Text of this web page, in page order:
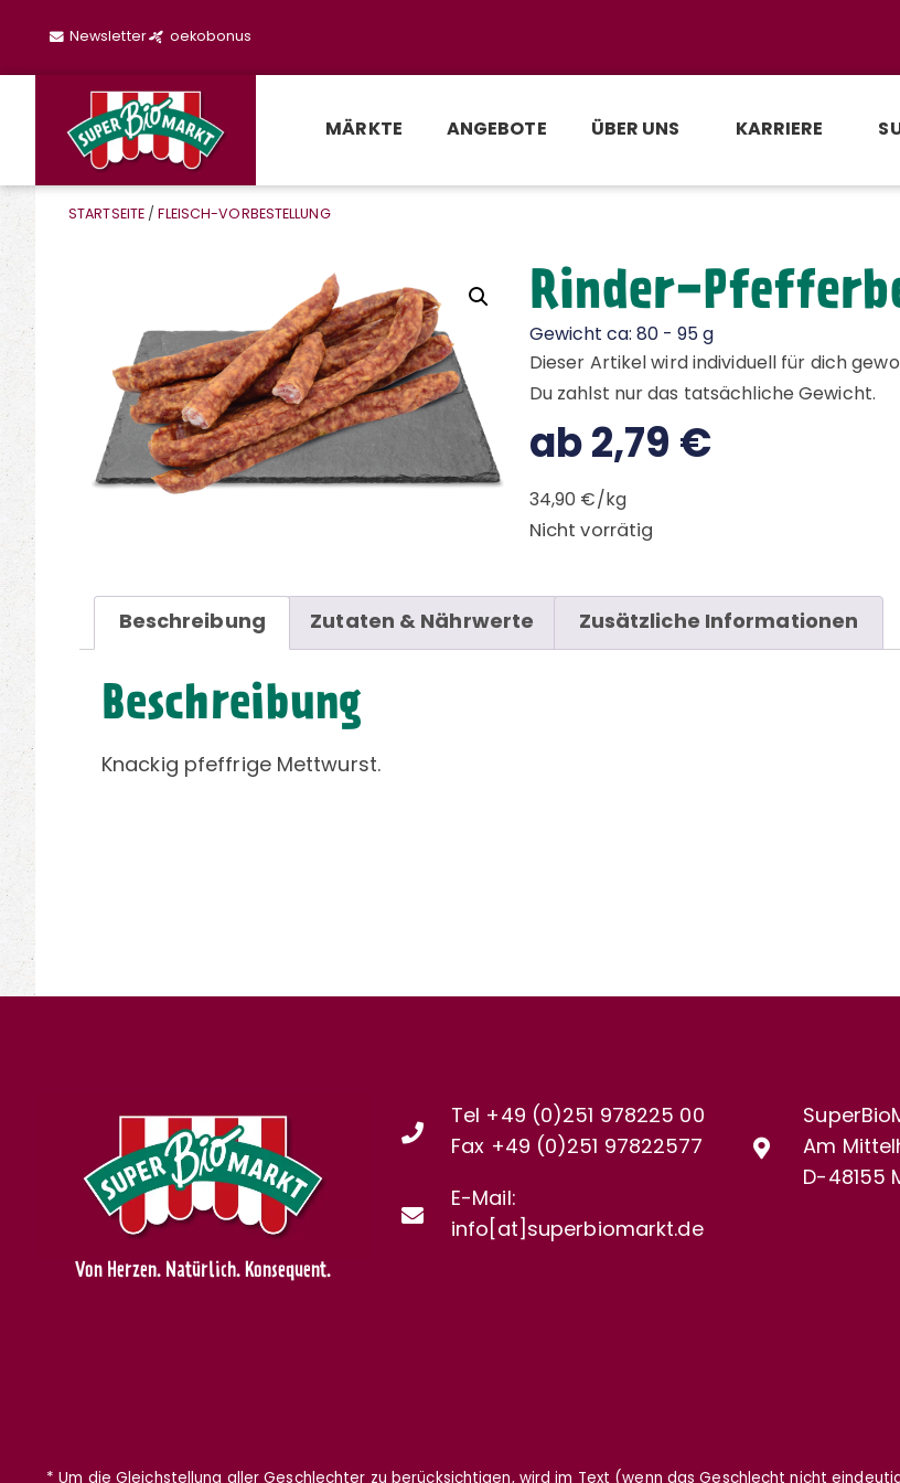
Newsletter oekobonus
MÄRKTE ANGEBOTE ÜBER UNS KARRIERE
STARTSEITE / FLEISCH-VORBESTELLUNG
Rinder-
Gewicht ca: 80 - 95 g
Dieser Artikel wird individuell für dich
Du zahlst nur das tatsächliche Gewicht.
ab 2,79 €
34,90 €/kg
Nicht vorrätig
Beschreibung Zutaten & Nährwerte Zusätzliche Informationen
Beschreibung
Knackig pfeffrige Mettwurst.
Von Herzen. Natürlich. Konsequent.
Tel +49 (0)251 978225 00
Fax +49 (0)251 97822577
E-Mail:
info[at]superbiomarkt.de
Am
D-48155
* Um die Gleichstellung aller Geschlechter zu berücksichtigen, wird im Text (wenn das Geschlecht nicht